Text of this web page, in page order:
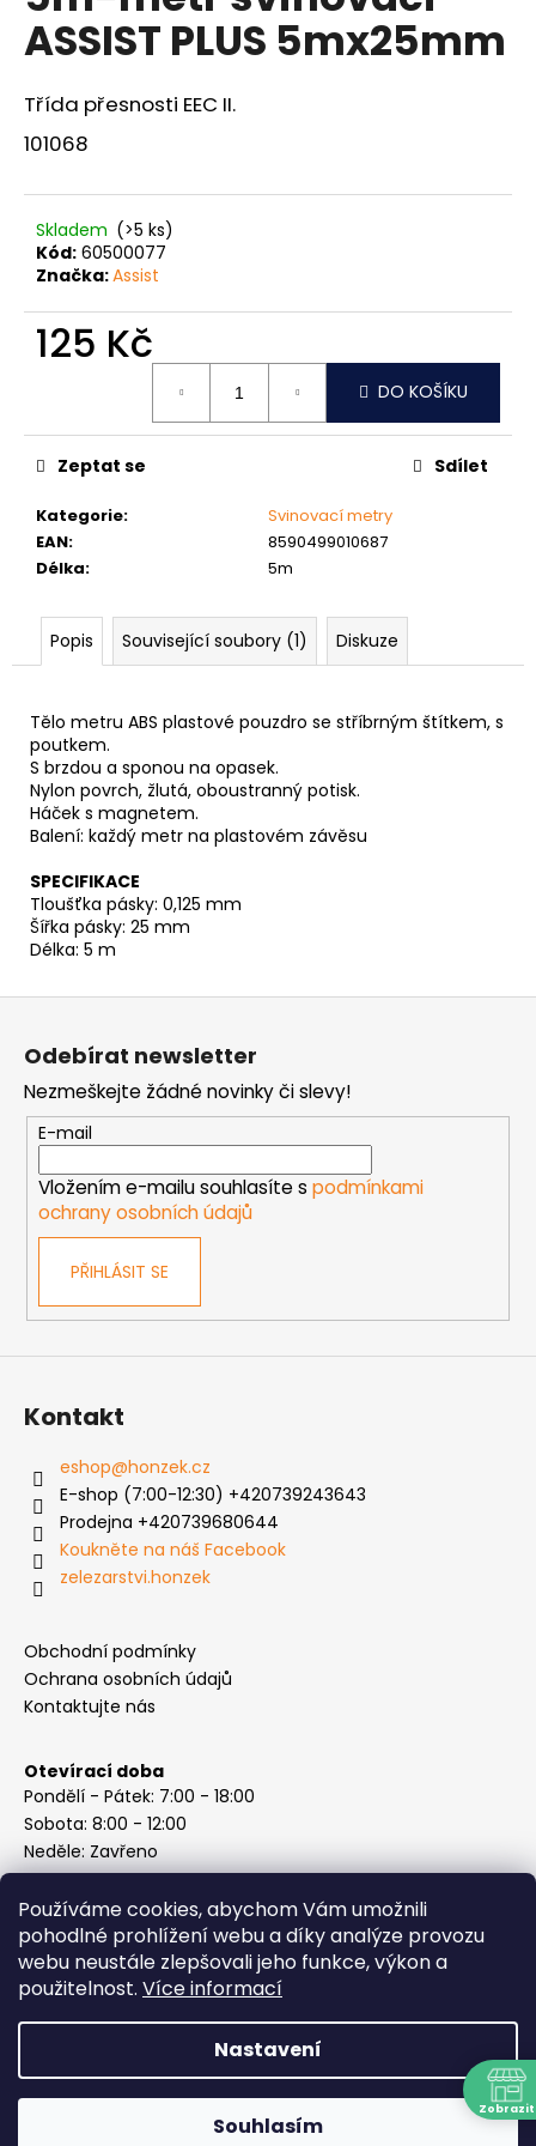
Používáme cookies, abychom Vám umožnili
pohodlné prohlížení webu a díky analýze provozu
webu neustále zlepšovali jeho funkce, výkon a
použitelnost. Více informací
Nastavení
Souhlasím
0,0
z
hvězdiček.
ASSIST PLUS 5mx25mm
Třída přesnosti EEC II.
101068
Skladem (>5 ks)
Kód: 60500077
Značka:Assist
125 Kč
DO KOŠÍKU
Kategorie:
Svinovací metry
EAN:
8590499010687
Délka: 5m
Zeptat se Sdílet
Popis Související soubory (1) Diskuze
Tělo metru ABS plastové pouzdro se stříbrným štítkem, s
poutkem.
S brzdou a sponou na opasek.
Nylon povrch, žlutá, oboustranný potisk.
Háček s magnetem.
Balení: každý metr na plastovém závěsu
SPECIFIKACE
Tloušťka pásky: 0,125 mm
Šířka pásky: 25 mm
Délka: 5 m
a
j
í
t
?
p
o
u
č
u
e
MATICE
ŠESTIHRANNÁ
PRODLOUŽENÁ
POZINK
1,50
Z
Odebírat newsletter
Nezmeškejte žádné novinky či slevy!
E-mail
Vložením e-mailu souhlasíte s podmínkami
ochrany osobních údajů
PŘIHLÁSIT SE
Kontakt
eshop@honzek.cz
E-shop (7:00-12:30) +420739243643
Prodejna +420739680644
Koukněte na náš Facebook
zelezarstvi.honzek
Obchodní podmínky
Ochrana osobních údajů
Kontaktujte nás
Otevírací doba
Pondělí - Pátek: 7:00 - 18:00
Sobota: 8:00 - 12:00
Neděle: Zavřeno
Instagram
Copyright 2026ABC Železářství Honzek. Všechna práva
vyhrazena.
Zobrazit